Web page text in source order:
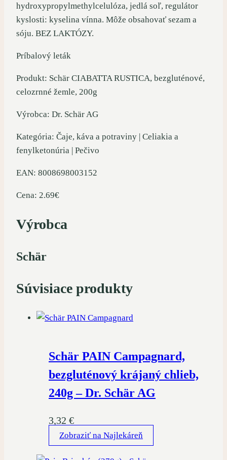
hydroxypropylmethylcelulóza, jedlá soľ, regulátor
kyslosti: kyselina vínna. Môže obsahovať sezam a
sóju. BEZ LAKTÓZY.
Príbalový leták
Produkt: Schär CIABATTA RUSTICA, bezgluténové,
celozrnné žemle, 200g
Výrobca: Dr. Schär AG
Kategória: Čaje, káva a potraviny | Celiakia a
fenylketonúria | Pečivo
EAN: 8008698003152
Cena: 2.69€
Výrobca
Schär
Súvisiace produkty
Schär PAIN Campagnard,
bezgluténový krájaný chlieb,
240g – Dr. Schär AG
3,32 €
Zobraziť na Najlekáreň